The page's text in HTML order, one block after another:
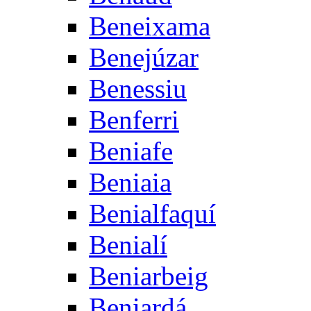
Beneixama
Benejúzar
Benessiu
Benferri
Beniafe
Beniaia
Benialfaquí
Benialí
Beniarbeig